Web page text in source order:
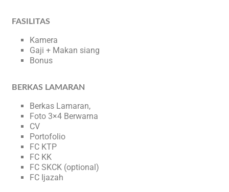
FASILITAS
Kamera
Gaji + Makan siang
Bonus
BERKAS LAMARAN
Berkas Lamaran,
Foto 3×4 Berwarna
CV
Portofolio
FC KTP
FC KK
FC SKCK (optional)
FC Ijazah